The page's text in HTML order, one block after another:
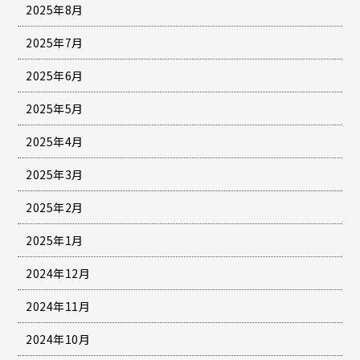
2025年8月
2025年7月
2025年6月
2025年5月
2025年4月
2025年3月
2025年2月
2025年1月
2024年12月
2024年11月
2024年10月